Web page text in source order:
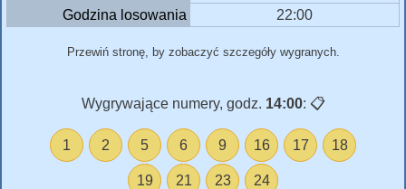
Godzina losowania
22:00
Przewiń stronę, by zobaczyć szczegóły wygranych.
Wygrywające numery, godz. 14:00: 📋
1 2 5 6 9 16 17 18
19 21 23 24